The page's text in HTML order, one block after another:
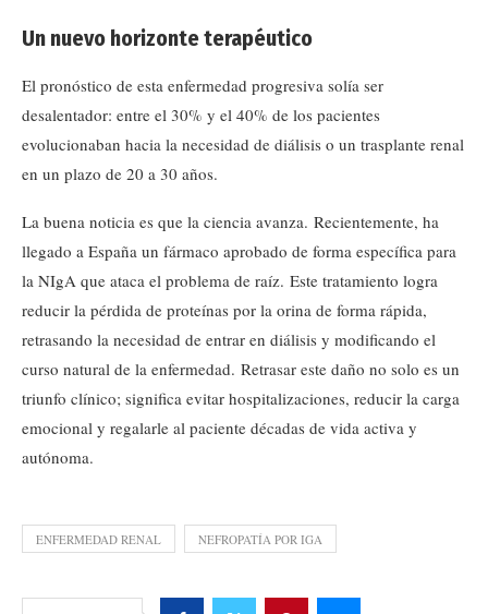
Un nuevo horizonte terapéutico
El pronóstico de esta enfermedad progresiva solía ser
desalentador: entre el 30% y el 40% de los pacientes
evolucionaban hacia la necesidad de diálisis o un trasplante renal
en un plazo de 20 a 30 años.
La buena noticia es que la ciencia avanza. Recientemente, ha
llegado a España un fármaco aprobado de forma específica para
la NIgA que ataca el problema de raíz. Este tratamiento logra
reducir la pérdida de proteínas por la orina de forma rápida,
retrasando la necesidad de entrar en diálisis y modificando el
curso natural de la enfermedad. Retrasar este daño no solo es un
triunfo clínico; significa evitar hospitalizaciones, reducir la carga
emocional y regalarle al paciente décadas de vida activa y
autónoma.
ENFERMEDAD RENAL NEFROPATÍA POR IGA